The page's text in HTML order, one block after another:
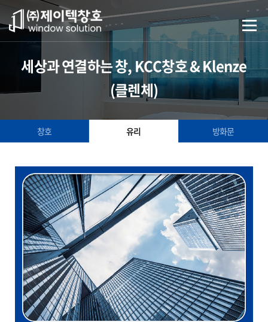
세상과 연결하는 창, KCC창호 & Klenze
(클렌체)
창호 유리 방화문